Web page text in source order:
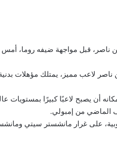
بن ناصر، قبل مواجهة ضيفه روما، أمس
ناصر لاعب مميز، يمتلك مؤهلات
أن يصبح لاعبًا كبيرًا بمستويات
الماضي من إمبولي.
على غرار مانشستر سيتي